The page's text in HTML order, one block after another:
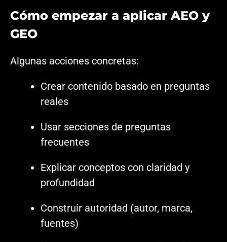
Cómo empezar a aplicar AEO y
GEO
Algunas acciones concretas:
Crear contenido basado en preguntas
reales
Usar secciones de preguntas
frecuentes
Explicar conceptos con claridad y
profundidad
Construir autoridad (autor, marca,
fuentes)